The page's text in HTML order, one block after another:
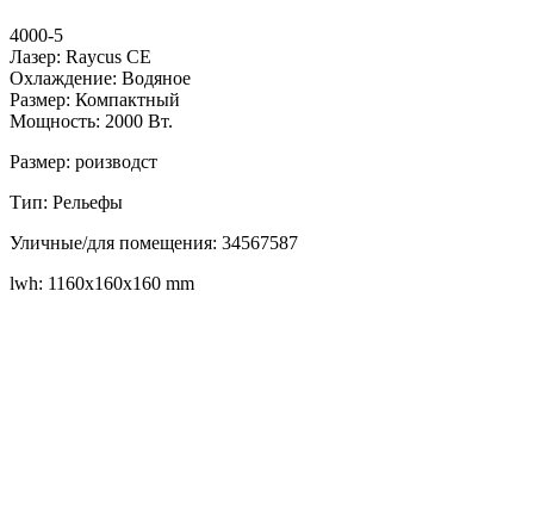
4000-5
Лазер: Raycus CE
Охлаждение: Водяное
Размер: Компактный
Мощность: 2000 Вт.
Размер: роизводст
Тип: Рельефы
Уличные/для помещения: 34567587
lwh: 1160x160x160 mm